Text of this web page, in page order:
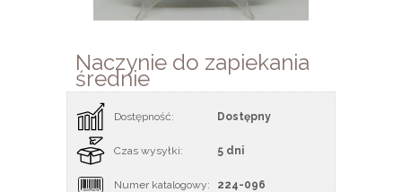
Naczynie do zapiekania
średnie
Dostępność: Dostępny
Czas wysyłki: 5 dni
Numer katalogowy: 224-096